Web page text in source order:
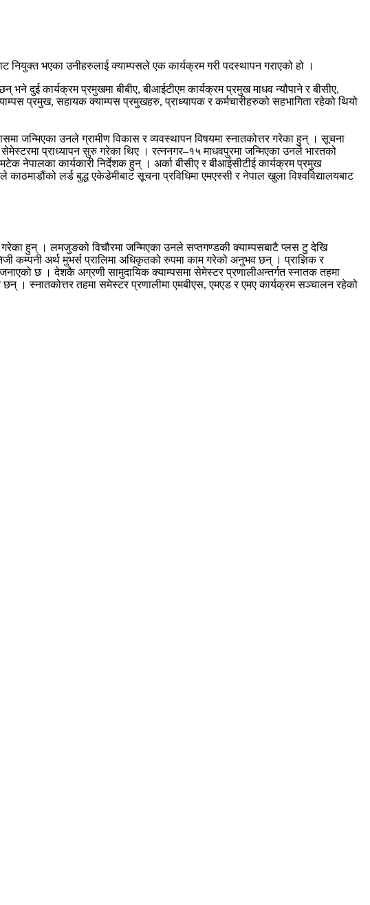
भएका उनीहरुलाई क्याम्पसले एक कार्यक्रम गरी पदस्थापन गराएको हो ।
भने दुई कार्यक्रम प्रमुखमा बीबीए, बीआईटीएम कार्यक्रम प्रमुख माधव न्यौपाने र बीसीए,
प्रमुख, सहायक क्याम्पस प्रमुखहरु, प्राध्यापक र कर्मचारीहरुको सहभागिता रहेको थियो
जन्मिएका उनले ग्रामीण विकास र व्यवस्थापन विषयमा स्नातकोत्तर गरेका हुन् । सूचना
प्राध्यापन सुरु गरेका थिए । रत्ननगर–१५ माधवपुरमा जन्मिएका उनले भारतको
नेपालका कार्यकारी निर्देशक हुन् । अर्का बीसीए र बीआईसीटीई कार्यक्रम प्रमुख
लर्ड बुद्ध एकेडेमीबाट सूचना प्रविधिमा एमएस्सी र नेपाल खुला विश्वविद्यालयबाट
गरेका हुन् । लमजुङको विचौरमा जन्मिएका उनले सप्तगण्डकी क्याम्पसबाटै प्लस टु देखि
कम्पनी अर्थ मुभर्स प्रालिमा अधिकृतको रुपमा काम गरेको अनुभव छन् । प्राज्ञिक र
छ । देशकै अग्रणी सामुदायिक क्याम्पसमा सेमेस्टर प्रणालीअन्तर्गत स्नातक तहमा
छन् । स्नातकोत्तर तहमा समेस्टर प्रणालीमा एमबीएस, एमएड र एमए कार्यक्रम सञ्चालन रहेको